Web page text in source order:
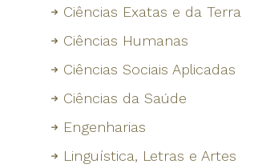
Ciências Exatas e da Terra
Ciências Humanas
Ciências Sociais Aplicadas
Ciências da Saúde
Engenharias
Linguística, Letras e Artes